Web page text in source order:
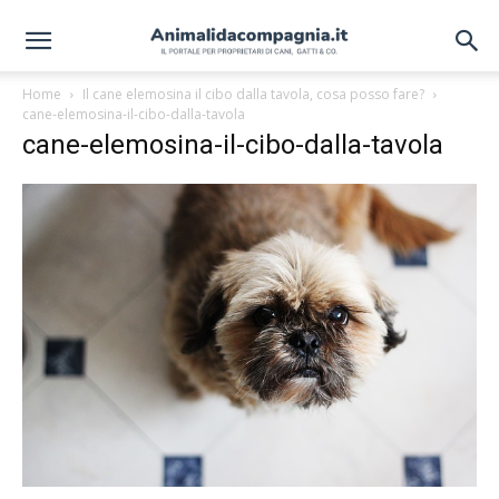
Home
Il cane elemosina il cibo dalla tavola, cosa posso fare?
cane-elemosina-il-cibo-dalla-tavola
cane-elemosina-il-cibo-dalla-tavola